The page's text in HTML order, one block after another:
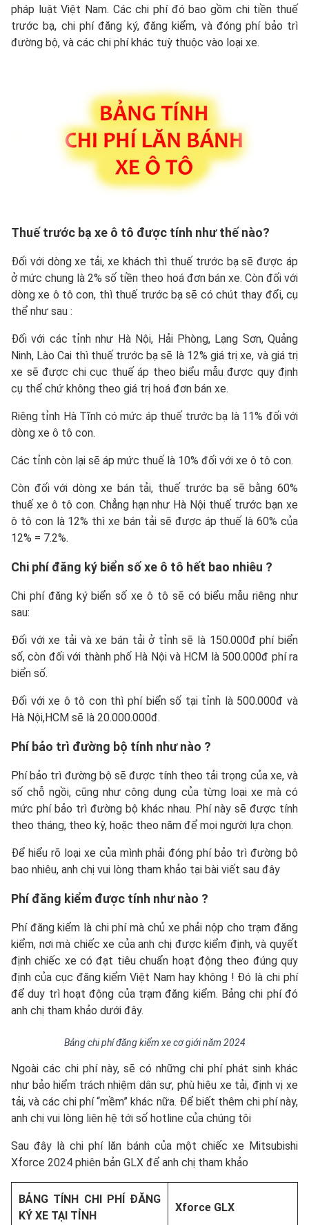
pháp luật Việt Nam. Các chi phí đó bao gồm chi tiền thuế
trước bạ, chi phí đăng ký, đăng kiểm, và đóng phí bảo trì
đường bộ, và các chi phí khác tuỳ thuộc vào loại xe.
Thuế trước bạ xe ô tô được tính như thế nào?
Đối với dòng xe tải, xe khách thì thuế trước bạ sẽ được áp
ở mức chung là 2% số tiền theo hoá đơn bán xe. Còn đối với
dòng xe ô tô con, thì thuế trước bạ sẽ có chút thay đổi, cụ
thể như sau :
Đối với các tỉnh như Hà Nội, Hải Phòng, Lạng Sơn, Quảng
Ninh, Lào Cai thì thuế trước bạ sẽ là 12% giá trị xe, và giá trị
xe sẽ được chi cục thuế áp theo biểu mẫu được quy định
cụ thể chứ không theo giá trị hoá đơn bán xe.
Riêng tỉnh Hà Tĩnh có mức áp thuế trước bạ là 11% đối với
dòng xe ô tô con.
Các tỉnh còn lại sẽ áp mức thuế là 10% đối với xe ô tô con.
Còn đối với dòng xe bán tải, thuế trước bạ sẽ bằng 60%
thuế xe ô tô con. Chẳng hạn như Hà Nội thuế trước bạn xe
ô tô con là 12% thì xe bán tải sẽ được áp thuế là 60% của
12% = 7.2%.
Chi phí đăng ký biển số xe ô tô hết bao nhiêu ?
Chi phí đăng ký biển số xe ô tô sẽ có biểu mẫu riêng như
sau:
Đối với xe tải và xe bán tải ở tỉnh sẽ là 150.000đ phí biển
số, còn đối với thành phố Hà Nội và HCM là 500.000đ phí ra
biển số.
Đối với xe ô tô con thì phí biển số tại tỉnh là 500.000đ và
Hà Nội,HCM sẽ là 20.000.000đ.
Phí bảo trì đường bộ tính như nào ?
Phí bảo trì đường bộ sẽ được tính theo tải trọng của xe, và
số chỗ ngồi, cũng như công dụng của từng loại xe mà có
mức phí bảo trì đường bộ khác nhau. Phí này sẽ được tính
theo tháng, theo kỳ, hoặc theo năm để mọi người lựa chọn.
Để hiểu rõ loại xe của mình phải đóng phí bảo trì đường bộ
bao nhiêu, anh chị vui lòng tham khảo tại bài viết sau đây
Phí đăng kiểm được tính như nào ?
Phí đăng kiểm là chi phí mà chủ xe phải nộp cho trạm đăng
kiểm, nơi mà chiếc xe của anh chị được kiểm định, và quyết
định chiếc xe có đạt tiêu chuẩn hoạt động theo đúng quy
định của cục đăng kiểm Việt Nam hay không ! Đó là chi phí
để duy trì hoạt động của trạm đăng kiểm. Bảng chi phí đó
anh chị tham khảo dưới đây.
Bảng chi phí đăng kiểm xe cơ giới năm 2024
Ngoài các chi phí này, sẽ có những chi phí phát sinh khác
như bảo hiểm trách nhiệm dân sự, phù hiệu xe tải, định vị xe
tải, và các chi phí “mềm” khác nữa. Để biết thêm chi phí này,
anh chị vui lòng liên hệ tới số hotline của chúng tôi
Sau đây là chi phí lăn bánh của một chiếc xe Mitsubishi
Xforce 2024 phiên bản GLX để anh chị tham khảo
BẢNG TÍNH CHI PHÍ ĐĂNG
KÝ XE TẠI TỈNH
Xforce GLX